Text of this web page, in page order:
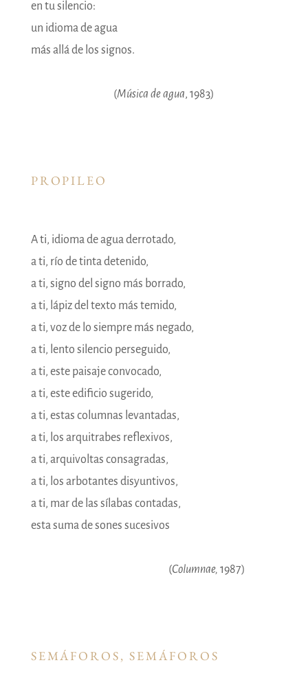
en tu silencio:
un idioma de agua
más allá de los signos.
(Música de agua, 1983)
PROPILEO
A ti, idioma de agua derrotado,
a ti, río de tinta detenido,
a ti, signo del signo más borrado,
a ti, lápiz del texto más temido,
a ti, voz de lo siempre más negado,
a ti, lento silencio perseguido,
a ti, este paisaje convocado,
a ti, este edificio sugerido,
a ti, estas columnas levantadas,
a ti, los arquitrabes reflexivos,
a ti, arquivoltas consagradas,
a ti, los arbotantes disyuntivos,
a ti, mar de las sílabas contadas,
esta suma de sones sucesivos
(Columnae, 1987)
SEMÁFOROS, SEMÁFOROS